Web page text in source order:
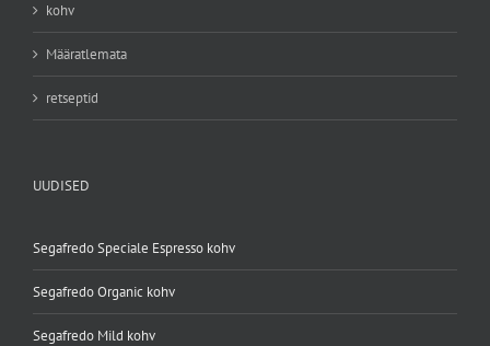
kohv
Määratlemata
retseptid
UUDISED
Segafredo Speciale Espresso kohv
Segafredo Organic kohv
Segafredo Mild kohv